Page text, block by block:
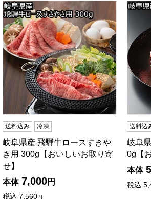
岐阜県産 飛騨牛ロースすきやき用 300g
送料込み 冷凍
岐阜県産 飛騨牛ロースすきや
き用 300g【おいしいお取り寄
せ】
本体 7,000円
税込 7,560円
岐阜
送料込
岐阜
0g【
本体
税込